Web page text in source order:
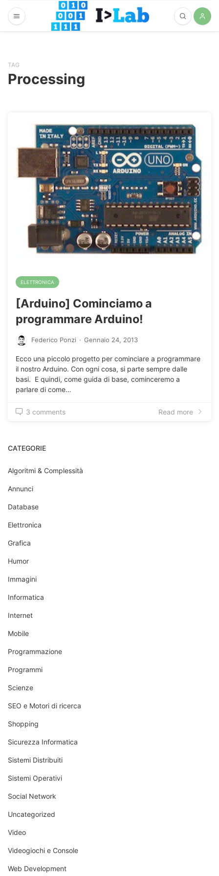
TAG
Processing
ELETTRONICA
[Arduino] Cominciamo a
programmare Arduino!
Federico Ponzi · Gennaio 24, 2013
Ecco una piccolo progetto per cominciare a programmare
il nostro Arduino. Con ogni cosa, si parte sempre dalle
basi. E quindi, come guida di base, cominceremo a
parlare di come…
3 comments Read more
CATEGORIE
Algoritmi & Complessità
Annunci
Database
Elettronica
Grafica
Humor
Immagini
Informatica
Internet
Mobile
Programmazione
Programmi
Scienze
SEO e Motori di ricerca
Shopping
Sicurezza Informatica
Sistemi Distribuiti
Sistemi Operativi
Social Network
Uncategorized
Video
Videogiochi e Console
Web Development